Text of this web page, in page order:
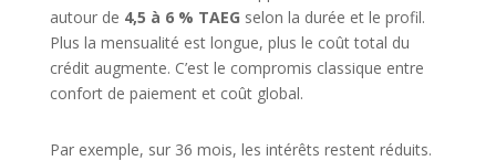
autour de 4,5 à 6 % TAEG selon la durée et le profil.
Plus la mensualité est longue, plus le coût total du
crédit augmente. C’est le compromis classique entre
confort de paiement et coût global.
Par exemple, sur 36 mois, les intérêts restent réduits.